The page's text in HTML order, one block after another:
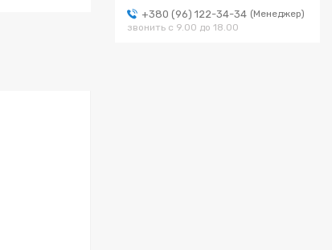
+380 (96) 122-34-34
Менеджер
звонить с 9.00 до 18.00